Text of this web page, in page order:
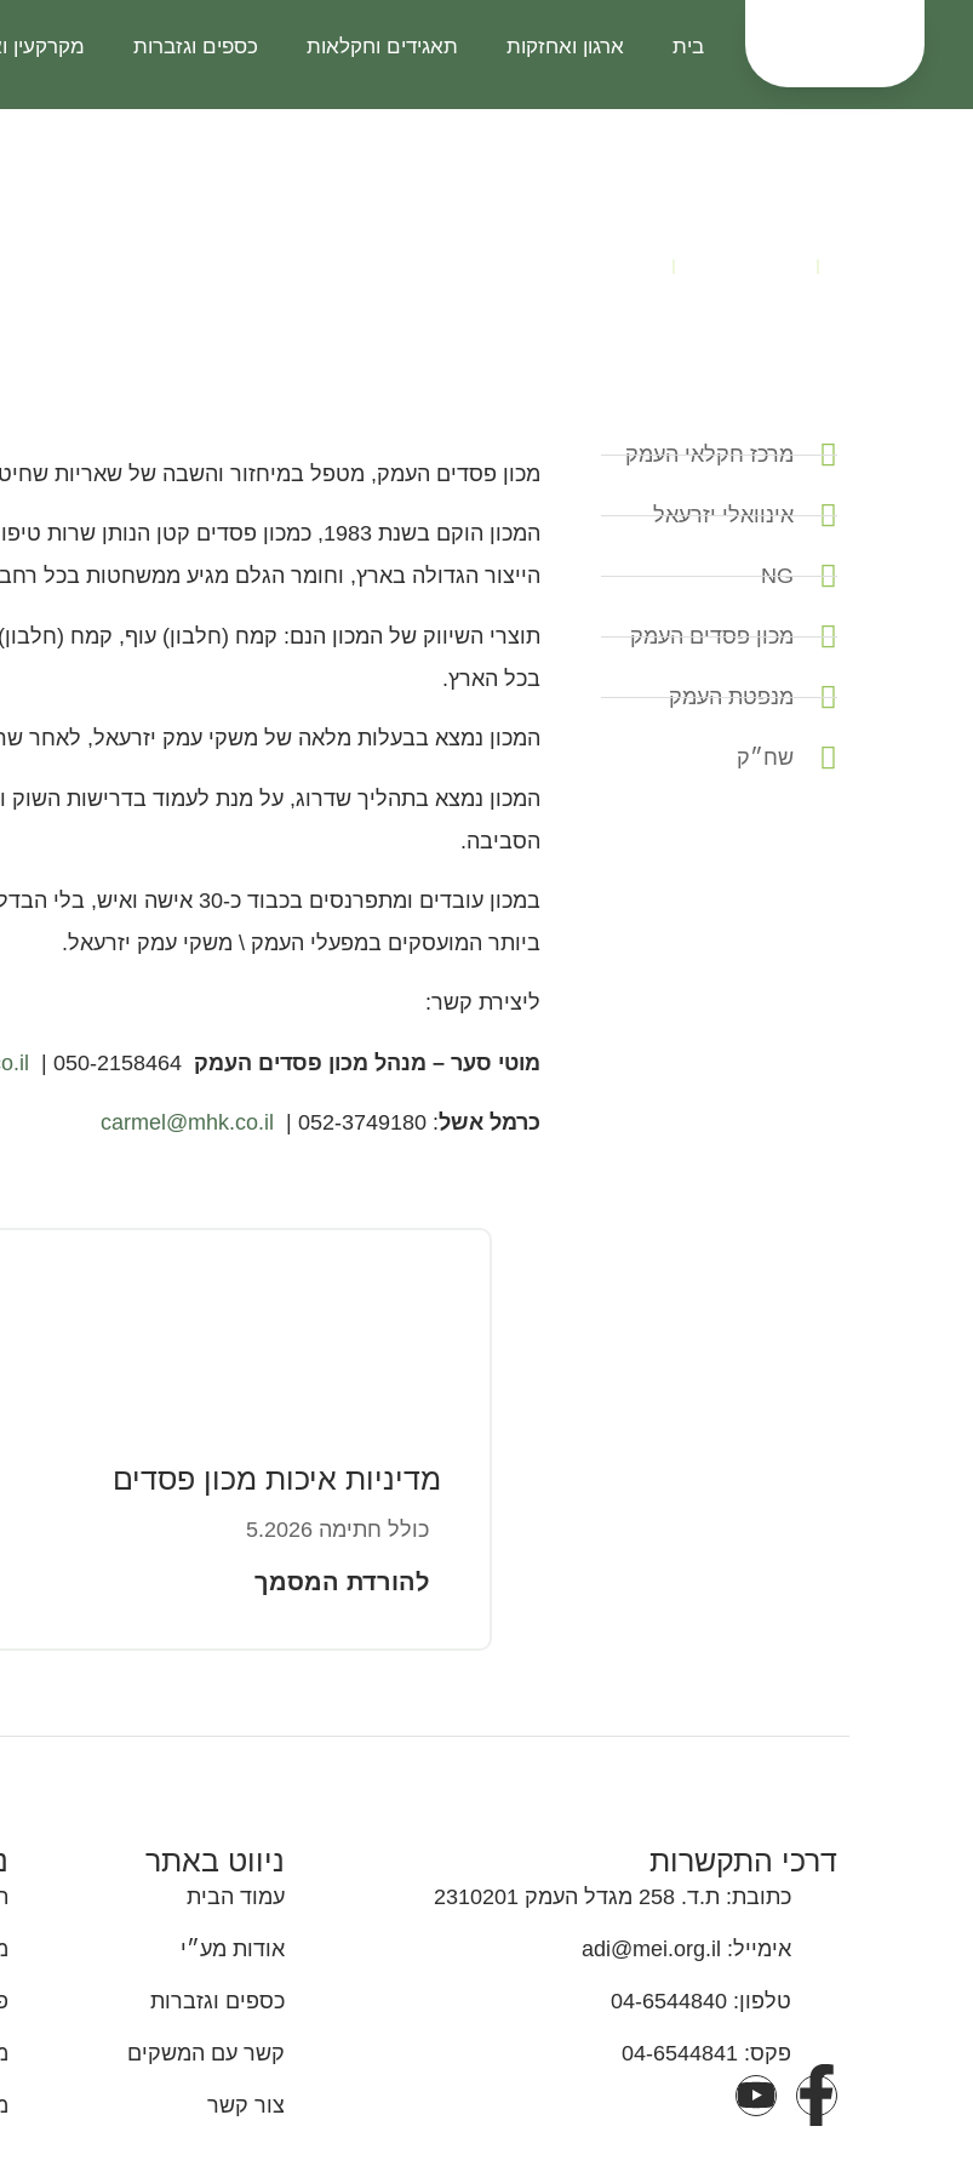
בית ארגון ואחזקות תאגידים וחקלאות כספים וגזברות מקרקעין
מרכז חקלאי העמק
אינוואלי יזרעאל
NG
מכון פסדים העמק
מנפטת העמק
שח״ק
מכון פסדים העמק, מטפל במיחזור והשבה של שאריות
המכון הוקם בשנת 1983, כמכון פסדים קטן
הייצור הגדולה בארץ, וחומר הגלם מגיע ממשחטות בכל
תוצרי השיווק של המכון הנם: קמח (חלבון) עוף, קמח
בכל הארץ.
המכון נמצא בבעלות מלאה של משקי עמק יזרעאל, לאחר
המכון נמצא בתהליך שדרוג, על מנת לעמוד בדרישות השוק
הסביבה.
במכון עובדים ומתפרנסים
ביותר המועסקים במפעלי העמק \ משקי עמק יזרעאל.
ליצירת קשר:
מוטי סער – מנהל מכון פסדים העמק
כרמל אשל: 052-3749180 |
carmel@mhk.co.il
מדיניות איכות מכון פסדים
כולל חתימה 5.2026
להורדת המסמך
דרכי התקשרות
כתובת: ת.ד. 258 מגדל העמק 2310201
אימייל: adi@mei.org.il
טלפון: 04-6544840
פקס: 04-6544841
ניווט באתר
עמוד הבית
אודות מע״י
כספים וגזברות
קשר עם המשקים
צור קשר